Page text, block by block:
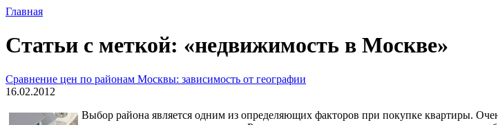
Главная
Статьи с меткой: «недвижимость в Москве»
Сравнение цен по районам Москвы: зависимость от географии
16.02.2012
Выбор района является одним из определяющих факторов при покупке квартиры.